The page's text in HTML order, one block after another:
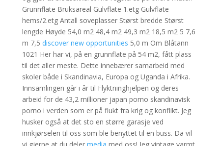
Grunnflate Bruksareal Gulvflate 1.etg Gulvflate
hems/2.etg Antall soveplasser Størst bredde Størst
lengde Høyde 54,0 m2 48,4 m2 49,3 m2 18,5 m2 5 7,6
m 7,5 discover new opportunities 5,0 m Om Blåtann
1021 Her har vi, på en grunnflate på 54 m2, fått plass
til det aller meste. Dette innebærer samarbeid med
skoler både i Skandinavia, Europa og Uganda i Afrika.
Innsamlingen går i år til Flyktninghjelpen og deres
arbeid for de 43,2 millioner japan porno skandinavisk
porno i verden som er på flukt fra krig og konflikt. Jeg
husker også at det sto en større garasje ved
innkjørselen til oss som ble benyttet til en buss. Da vil